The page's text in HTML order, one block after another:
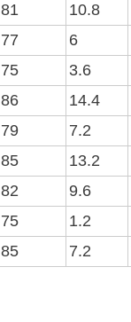
81 10.8
77 6
75 3.6
86 14.4
79 7.2
85 13.2
82 9.6
75 1.2
85 7.2